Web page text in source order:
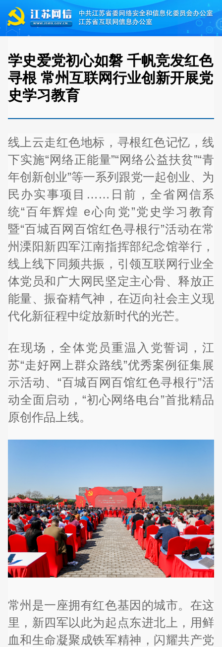
学史爱党初心如磐 千帆竞发红色
寻根 常州互联网行业创新开展党
史学习教育
线上云走红色地标，寻根红色记忆，线
下实施“网络正能量”“网络公益扶贫”“青
年创新创业”等一系列跟党一起创业、为
民办实事项目……日前，全省网信系
统“百年辉煌 e心向党”党史学习教育
暨“百城百网百馆红色寻根行”活动在常
州溧阳新四军江南指挥部纪念馆举行，
线上线下同频共振，引领互联网行业全
体党员和广大网民坚定主心骨、释放正
能量、振奋精气神，在迈向社会主义现
代化新征程中绽放新时代的光芒。
在现场，全体党员重温入党誓词，江
苏“走好网上群众路线”优秀案例征集展
示活动、“百城百网百馆红色寻根行”活
动全面启动，“初心网络电台”首批精品
原创作品上线。
常州是一座拥有红色基因的城市。在这
里，新四军以此为起点东进北上，用鲜
血和生命凝聚成铁军精神，闪耀共产党